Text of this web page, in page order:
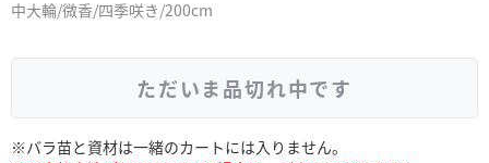
中大輪/微香/四季咲き/200cm
ただいま品切れ中です
※バラ苗と資材は一緒のカートには入りません。